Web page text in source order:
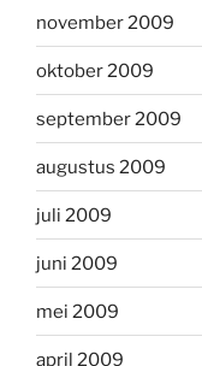
november 2009
oktober 2009
september 2009
augustus 2009
juli 2009
juni 2009
mei 2009
april 2009